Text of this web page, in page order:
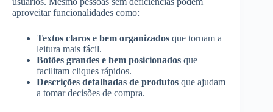
aproveitar funcionalidades como:
Textos claros e bem organizados que tornam a
leitura mais fácil.
Botões grandes e bem posicionados que
facilitam cliques rápidos.
Descrições detalhadas de produtos que ajudam
a tomar decisões de compra.